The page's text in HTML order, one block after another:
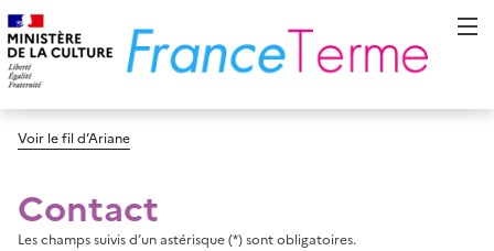
Voir le fil d’Ariane
Contact
Les champs suivis d’un astérisque (*) sont obligatoires.